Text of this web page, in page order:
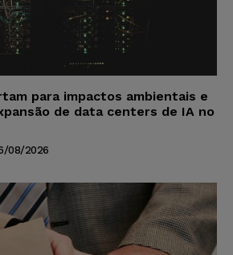
para impactos ambientais e
de data centers de IA no
08/2026